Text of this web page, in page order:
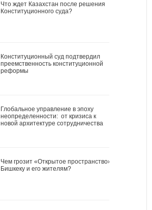
Что ждет Казахстан после решения
Конституционного суда?
Конституционный суд подтвердил
преемственность конституционной
реформы
Глобальное управление в эпоху
неопределенности: от кризиса к
новой архитектуре сотрудничества
Чем грозит «Открытое пространство»
Бишкеку и его жителям?